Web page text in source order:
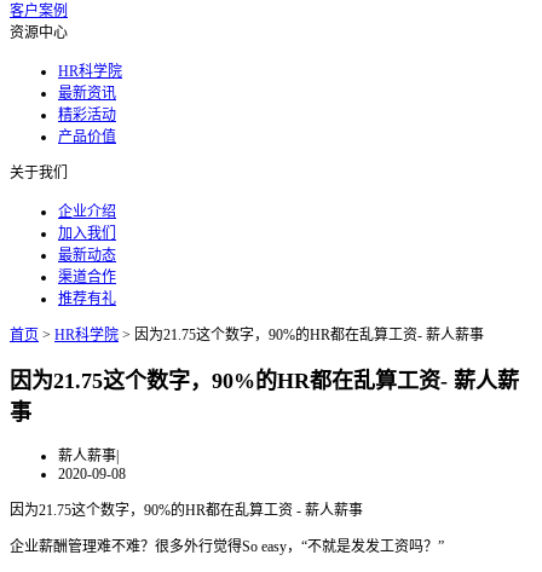
客户案例
资源中心
HR科学院
最新资讯
精彩活动
产品价值
关于我们
企业介绍
加入我们
最新动态
渠道合作
推荐有礼
首页 > HR科学院 > 因为21.75这个数字，90%的HR都在乱算工资- 薪人薪事
因为21.75这个数字，90%的HR都在乱算工资- 薪人薪
事
薪人薪事|
2020-09-08
因为21.75这个数字，90%的HR都在乱算工资 - 薪人薪事
企业薪酬管理难不难？很多外行觉得So easy，“不就是发发工资吗？”